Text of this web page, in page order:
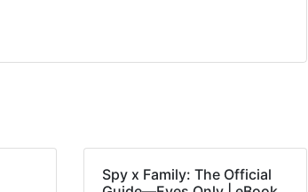
Spy x Family: The Official